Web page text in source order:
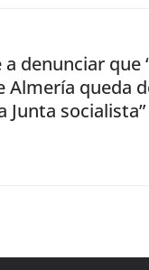
a denunciar que
Almería queda
Junta socialista”